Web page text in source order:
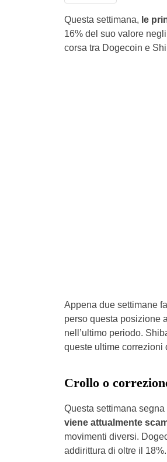
Questa settimana, le
16% del suo valore
corsa tra Dogecoin e
Appena due settimane
perso questa posizione
nell’ultimo periodo.
queste ultime correzioni
Crollo o
Questa settimana
viene attualmente
movimenti diversi.
addirittura di oltre il 18%.